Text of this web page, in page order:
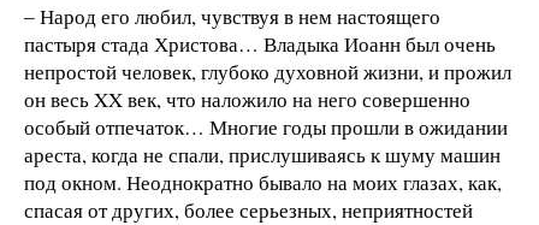
‒ Народ его любил, чувствуя в нем настоящего
пастыря стада Христова… Владыка Иоанн был очень
непростой человек, глубоко духовной жизни, и прожил
он весь XX век, что наложило на него совершенно
особый отпечаток… Многие годы прошли в ожидании
ареста, когда не спали, прислушиваясь к шуму машин
под окном. Неоднократно бывало на моих глазах, как,
спасая от других, более серьезных, неприятностей